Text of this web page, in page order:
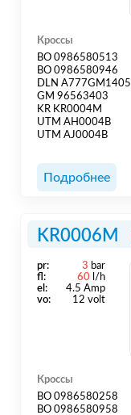
Кроссы
BO 0986580513
BO 0986580946
DLN A777GM1405
GM 96563403
KR KR0004M
UTM AH0004B
UTM AJ0004B
Подробнее
KR0006M
pr: 3 bar
fl:
60 l/h
el:
4.5 Amp
vo:
12 volt
Кроссы
BO 0986580258
BO 0986580958